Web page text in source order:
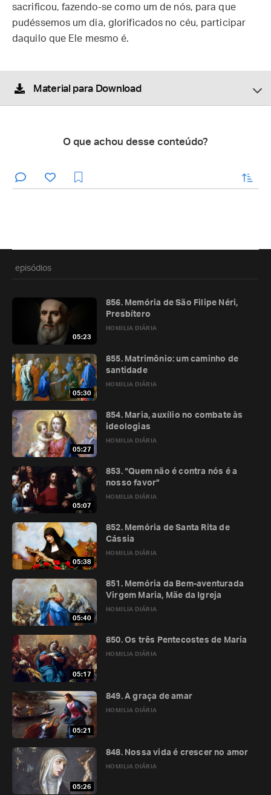
sacrificou, fazendo-se como um de nós, para que
pudéssemos um dia, glorificados no céu, participar
daquilo que Ele mesmo é.
Material para Download
O que achou desse conteúdo?
enviar
episódios
05:23
HOMILIA DIÁRIA
856. Memória de São Filipe Néri,
Presbítero
05:30
HOMILIA DIÁRIA
855. Matrimônio: um caminho de
santidade
05:27
HOMILIA DIÁRIA
854. Maria, auxílio no combate às
ideologias
05:07
HOMILIA DIÁRIA
853. “Quem não é contra nós é a
nosso favor”
05:38
HOMILIA DIÁRIA
852. Memória de Santa Rita de
Cássia
05:40
HOMILIA DIÁRIA
851. Memória da Bem-aventurada
Virgem Maria, Mãe da Igreja
05:17
HOMILIA DIÁRIA
850. Os três Pentecostes de Maria
05:21
HOMILIA DIÁRIA
849. A graça de amar
05:26
HOMILIA DIÁRIA
848. Nossa vida é crescer no amor